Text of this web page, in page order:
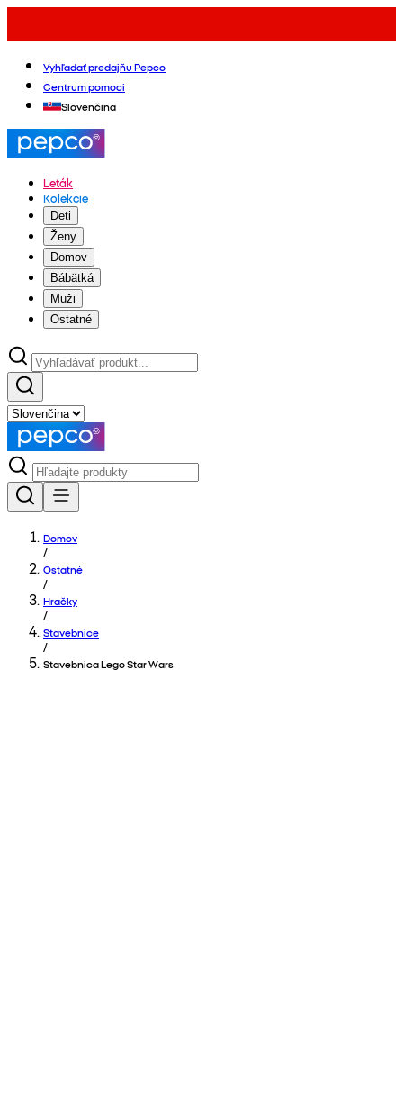
Vyhľadať predajňu Pepco
Centrum pomoci
Slovenčina
Leták
Kolekcie
Deti
Ženy
Domov
Bábätká
Muži
Ostatné
Domov
/
Ostatné
/
Hračky
/
Stavebnice
/
Stavebnica Lego Star Wars